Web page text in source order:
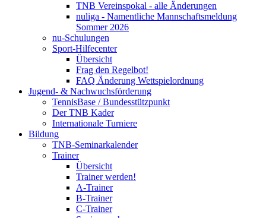
TNB Vereinspokal - alle Änderungen
nuliga - Namentliche Mannschaftsmeldung
Sommer 2026
nu-Schulungen
Sport-Hilfecenter
Übersicht
Frag den Regelbot!
FAQ Änderung Wettspielordnung
Jugend- & Nachwuchsförderung
TennisBase / Bundesstützpunkt
Der TNB Kader
Internationale Turniere
Bildung
TNB-Seminarkalender
Trainer
Übersicht
Trainer werden!
A-Trainer
B-Trainer
C-Trainer